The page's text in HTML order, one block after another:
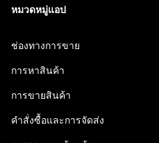
หมวดหมู่แอป
ช่องทางการขาย
การหาสินค้า
การขายสินค้า
คำสั่งซื้อและการจัดส่ง